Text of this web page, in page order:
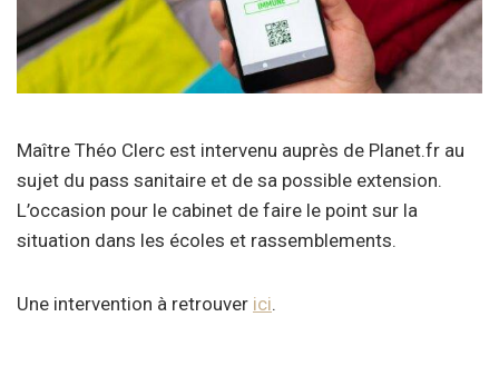
Maître Théo Clerc est intervenu auprès de Planet.fr au
sujet du pass sanitaire et de sa possible extension.
L’occasion pour le cabinet de faire le point sur la
situation dans les écoles et rassemblements.
Une intervention à retrouver ici.